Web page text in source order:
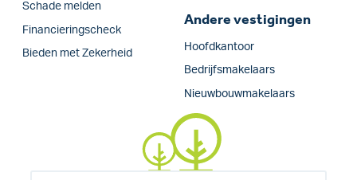
Schade melden
Financieringscheck
Bieden met Zekerheid
Andere vestigingen
Hoofdkantoor
Bedrijfsmakelaars
Nieuwbouwmakelaars